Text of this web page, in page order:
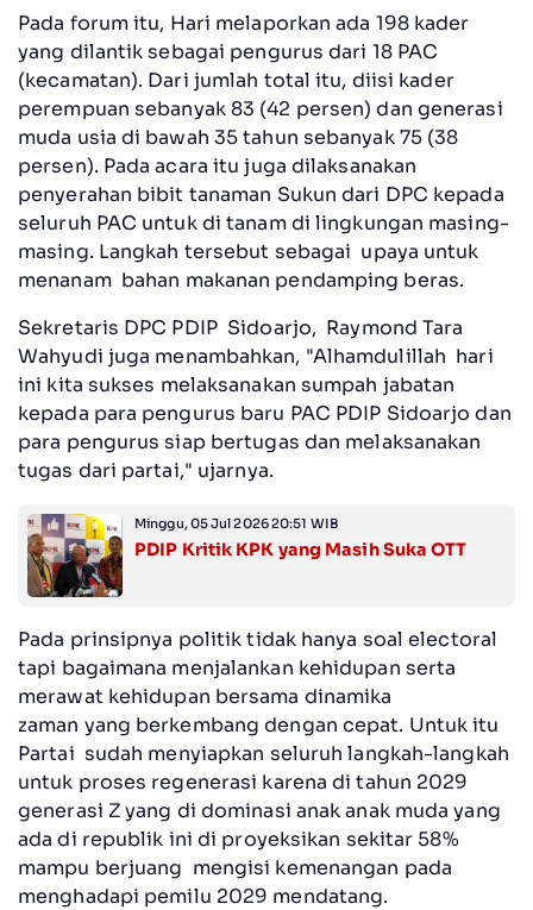
Pada forum itu, Hari melaporkan ada 198 kader
yang dilantik sebagai pengurus dari 18 PAC
(kecamatan). Dari jumlah total itu, diisi kader
perempuan sebanyak 83 (42 persen) dan generasi
muda usia di bawah 35 tahun sebanyak 75 (38
persen). Pada acara itu juga dilaksanakan
penyerahan bibit tanaman Sukun dari DPC kepada
seluruh PAC untuk di tanam di lingkungan masing-
masing. Langkah tersebut sebagai upaya untuk
menanam bahan makanan pendamping beras.
Sekretaris DPC PDIP Sidoarjo, Raymond Tara
Wahyudi juga menambahkan, "Alhamdulillah hari
ini kita sukses melaksanakan sumpah jabatan
kepada para pengurus baru PAC PDIP Sidoarjo dan
para pengurus siap bertugas dan melaksanakan
tugas dari partai," ujarnya.
Minggu, 05 Jul 2026 20:51 WIB
PDIP Kritik KPK yang Masih Suka OTT
Pada prinsipnya politik tidak hanya soal electoral
tapi bagaimana menjalankan kehidupan serta
merawat kehidupan bersama dinamika
zaman yang berkembang dengan cepat. Untuk itu
Partai sudah menyiapkan seluruh langkah-langkah
untuk proses regenerasi karena di tahun 2029
generasi Z yang di dominasi anak anak muda yang
ada di republik ini di proyeksikan sekitar 58%
mampu berjuang mengisi kemenangan pada
menghadapi pemilu 2029 mendatang.